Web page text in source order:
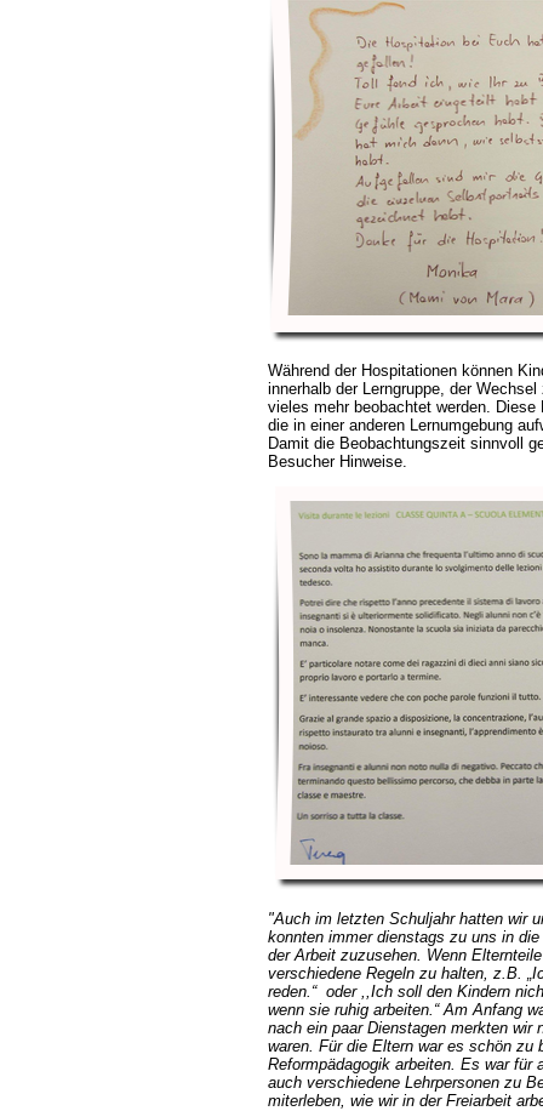
Während der Hospitationen können
innerhalb der Lerngruppe, der
vieles mehr beobachtet werden.
die in einer anderen Lernumgebung
Damit die Beobachtungszeit sinnvoll
Besucher Hinweise.
"Auch im letzten Schuljahr hatten wir
konnten immer dienstags zu uns in
der Arbeit zuzusehen. Wenn
verschiedene Regeln zu halten, z.B.
reden.“ oder ,,Ich soll den Kindern
wenn sie ruhig arbeiten.“ Am Anfang
nach ein paar Dienstagen merkten wir
waren. Für die Eltern war es schön zu
Reformpädagogik arbeiten. Es war für
auch verschiedene Lehrpersonen zu
miterleben, wie wir in der Freiarbeit